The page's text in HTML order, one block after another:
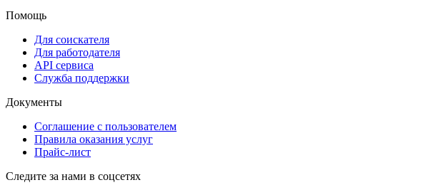
Помощь
Для соискателя
Для работодателя
API сервиса
Служба поддержки
Документы
Соглашение с пользователем
Правила оказания услуг
Прайс-лист
Следите за нами в соцсетях